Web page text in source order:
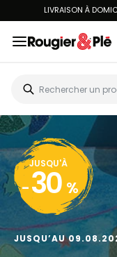
LIVRAISON À
JUSQU'À
- 30 %
JUSQU’AU